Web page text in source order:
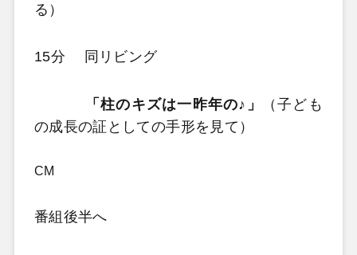
る）
15分 同リビング
「柱のキズは一昨年の♪」
（子ども
の成長の証としての手形を見て）
CM
番組後半へ